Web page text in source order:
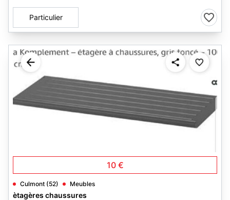
Particulier
10 €
Culmont (52) Meubles
ètagères chaussures